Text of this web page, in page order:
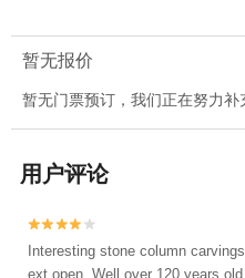
暂无报价
暂无门票预订，我们正在努力补
用户评论


Interesting stone column
ext open. Well over 120 years old.